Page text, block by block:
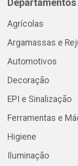
Departamentos
Agrícolas
Argamassas e
Automotivos
Decoração
EPI e Sinalização
Ferramentas e
Higiene
Iluminação